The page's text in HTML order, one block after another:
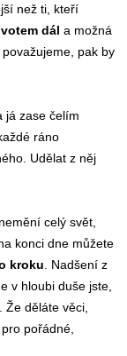
než ti, kteří
dál a možná
pak by
já zase čelím
ráno
Udělat z něj
celý svět,
konci dne můžete
kroku . Nadšení z
v hloubi duše jste,
děláte věci,
pořádné,